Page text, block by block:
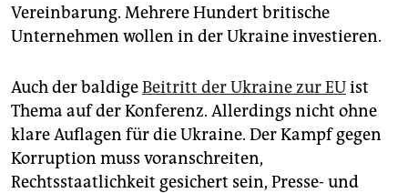
Vereinbarung. Mehrere Hundert britische
Unternehmen wollen in der Ukraine investieren.
Auch der baldigeBeitritt der Ukraine zur EUist
Thema auf der Konferenz. Allerdings nicht ohne
klare Auflagen für die Ukraine. Der Kampf gegen
Korruption muss voranschreiten,
Rechtsstaatlichkeit gesichert sein, Presse- und